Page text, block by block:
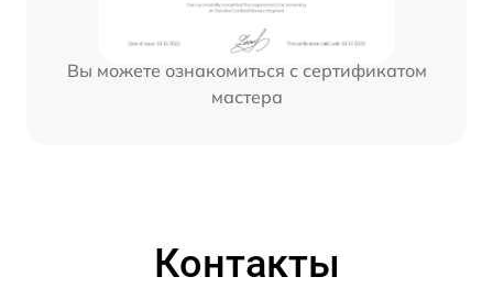
Вы можете ознакомиться с сертификатом
мастера
Контакты